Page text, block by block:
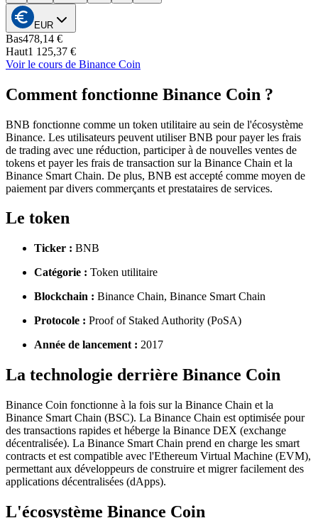
EUR
Bas478,14 €
Haut1 125,37 €
Voir le cours de Binance Coin
Comment fonctionne Binance Coin ?
BNB fonctionne comme un token utilitaire au sein de l'écosystème
Binance. Les utilisateurs peuvent utiliser BNB pour payer les frais
de trading avec une réduction, participer à de nouvelles ventes de
tokens et payer les frais de transaction sur la Binance Chain et la
Binance Smart Chain. De plus, BNB est accepté comme moyen de
paiement par divers commerçants et prestataires de services.
Le token
Ticker : BNB
Catégorie : Token utilitaire
Blockchain : Binance Chain, Binance Smart Chain
Protocole : Proof of Staked Authority (PoSA)
Année de lancement : 2017
La technologie derrière Binance Coin
Binance Coin fonctionne à la fois sur la Binance Chain et la
Binance Smart Chain (BSC). La Binance Chain est optimisée pour
des transactions rapides et héberge la Binance DEX (exchange
décentralisée). La Binance Smart Chain prend en charge les smart
contracts et est compatible avec l'Ethereum Virtual Machine (EVM),
permettant aux développeurs de construire et migrer facilement des
applications décentralisées (dApps).
L'écosystème Binance Coin